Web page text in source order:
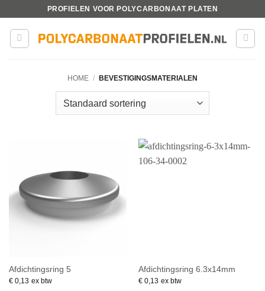
inhoud
PROFIELEN VOOR POLYCARBONAAT PLATEN
HOME / BEVESTIGINGSMATERIALEN
Afdichtingsring 5
€0,13 ex btw
Afdichtingsring 6.3x14mm
€0,13 ex btw